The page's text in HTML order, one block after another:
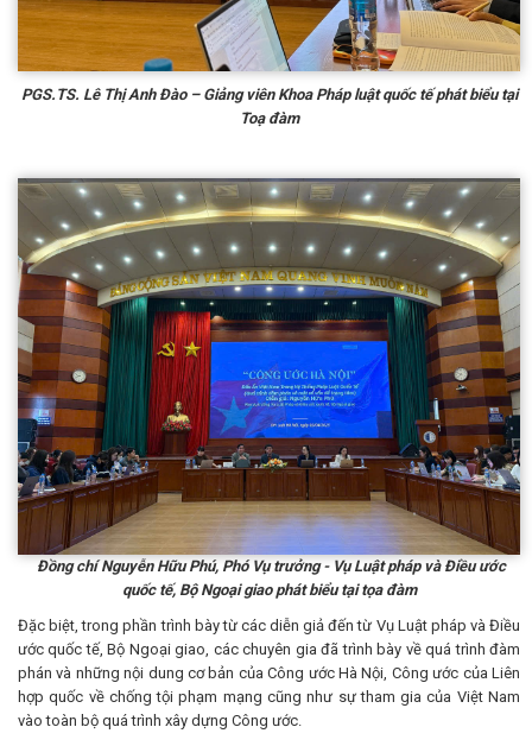
PGS.TS. Lê Thị Anh Đào – Giảng viên Khoa Pháp luật quốc tế phát biểu tại
Toạ đàm
Đồng chí Nguyễn Hữu Phú, Phó Vụ trưởng - Vụ Luật pháp và Điều ước
quốc tế, Bộ Ngoại giao phát biểu tại tọa đàm
Đặc biệt, trong phần trình bày từ các diễn giả đến từ Vụ Luật pháp và Điều
ước quốc tế, Bộ Ngoại giao, các chuyên gia đã trình bày về quá trình đàm
phán và những nội dung cơ bản của Công ước Hà Nội, Công ước của Liên
hợp quốc về chống tội phạm mạng cũng như sự tham gia của Việt Nam
vào toàn bộ quá trình xây dựng Công ước.